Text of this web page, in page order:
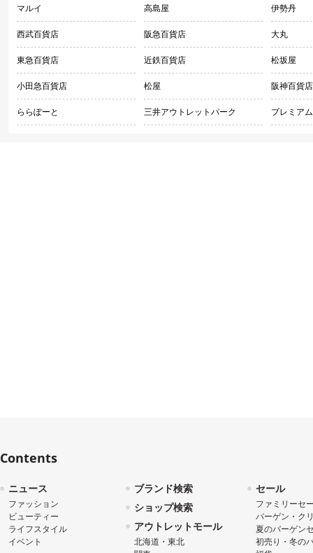
マルイ 高島屋 伊勢丹
西武百貨店 阪急百貨店 大丸
東急百貨店 近鉄百貨店 松坂屋
小田急百貨店 松屋 阪神百貨店
ららぽーと 三井アウトレットパーク プレミア
Contents
ニュース
ファッション
ビューティー
ライフスタイル
イベント
ブランド検索
ショップ検索
アウトレットモール
北海道・東北
セール
ファミリーセ
バーゲン・ク
夏のバーゲン
初売り・冬の